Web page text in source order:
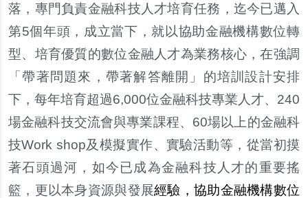
落，專門負責金融科技人才培育任務，迄今已邁入
第5個年頭，成立當下，就以協助金融機構數位轉
型、培育優質的數位金融人才為業務核心，在強調
「帶著問題來，帶著解答離開」的培訓設計安排
下，每年培育超過6,000位金融科技專業人才、240
場金融科技交流會與專業課程、60場以上的金融科
技Work shop及模擬實作、實驗活動等，從當初摸
著石頭過河，如今已成為金融科技人才的重要搖
籃，更以本身資源與發展經驗，協助金融機構數位